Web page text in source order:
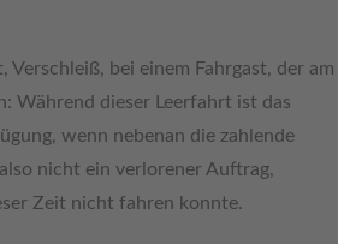
bei einem Fahrgast, der am
Während dieser Leerfahrt ist das
wenn nebenan die zahlende
nicht ein verlorener Auftrag,
Zeit nicht fahren konnte.